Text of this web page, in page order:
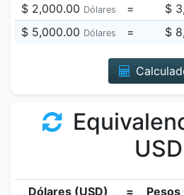
$ 2,000.00 Dólares = $
$ 5,000.00 Dólares = $
USD
Dólares (USD) =
Pesos